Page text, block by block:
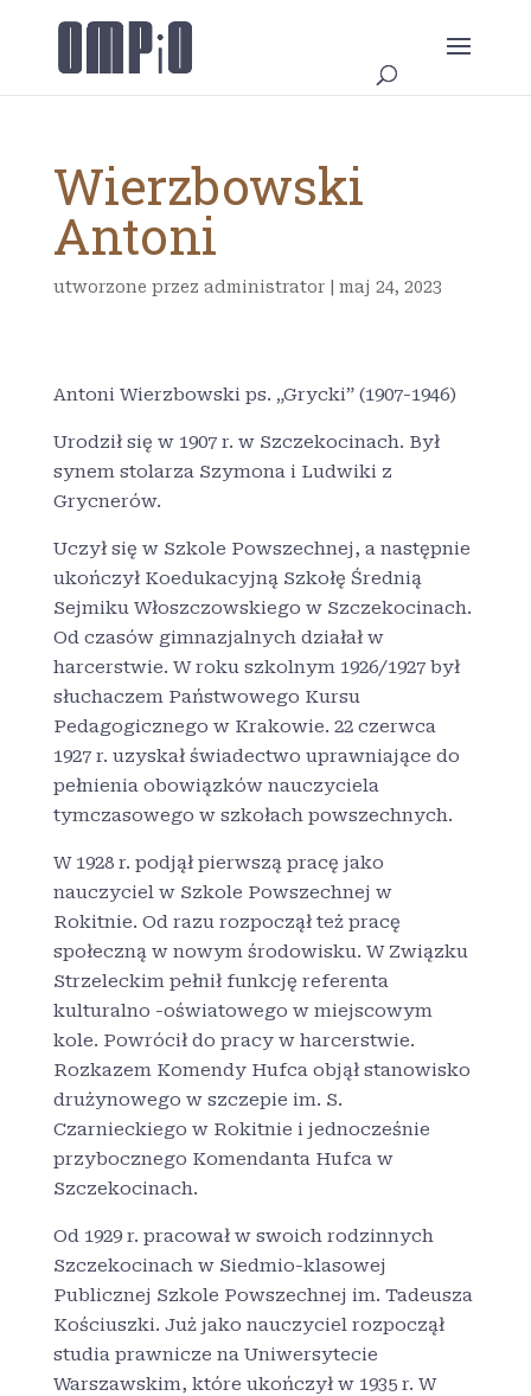
Wierzbowski
Antoni
utworzone przez administrator| maj 24, 2023
Antoni Wierzbowski ps. „Grycki” (1907-1946)
Urodził się w 1907 r. w Szczekocinach. Był
synem stolarza Szymona i Ludwiki z
Grycnerów.
Uczył się w Szkole Powszechnej, a następnie
ukończył Koedukacyjną Szkołę Średnią
Sejmiku Włoszczowskiego w Szczekocinach.
Od czasów gimnazjalnych działał w
harcerstwie. W roku szkolnym 1926/1927 był
słuchaczem Państwowego Kursu
Pedagogicznego w Krakowie. 22 czerwca
1927 r. uzyskał świadectwo uprawniające do
pełnienia obowiązków nauczyciela
tymczasowego w szkołach powszechnych.
W 1928 r. podjął pierwszą pracę jako
nauczyciel w Szkole Powszechnej w
Rokitnie. Od razu rozpoczął też pracę
społeczną w nowym środowisku. W Związku
Strzeleckim pełnił funkcję referenta
kulturalno -oświatowego w miejscowym
kole. Powrócił do pracy w harcerstwie.
Rozkazem Komendy Hufca objął stanowisko
drużynowego w szczepie im. S.
Czarnieckiego w Rokitnie i jednocześnie
przybocznego Komendanta Hufca w
Szczekocinach.
Od 1929 r. pracował w swoich rodzinnych
Szczekocinach w Siedmio-klasowej
Publicznej Szkole Powszechnej im. Tadeusza
Kościuszki. Już jako nauczyciel rozpoczął
studia prawnicze na Uniwersytecie
Warszawskim, które ukończył w 1935 r. W